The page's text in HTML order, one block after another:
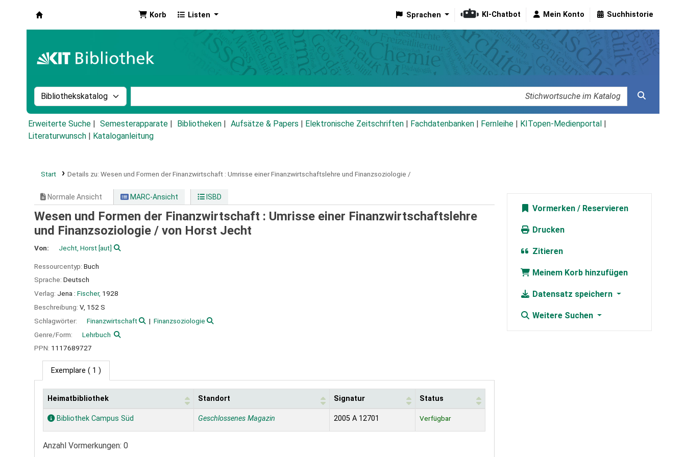
Korb Listen Sprachen KI-Chatbot Mein Konto Suchhistorie
Suche im Katalog nach:
Erweiterte Suche Semesterapparate Bibliotheken Aufsätze & Papers Elektronische Zeitschriften Fachdatenbanken Fernleihe KITopen-Medienportal
Literaturwunsch
Kataloganleitung
Start Details zu: Wesen und Formen der Finanzwirtschaft : Umrisse einer Finanzwirtschaftslehre und Finanzsoziologie /
Normale Ansicht MARC-Ansicht ISBD
Wesen und Formen der Finanzwirtschaft : Umrisse einer Finanzwirtschaftslehre
und Finanzsoziologie / von Horst Jecht
Von: Jecht, Horst[aut]
Ressourcentyp: Buch
Sprache: Deutsch
Verlag: Jena : Fischer, 1928
Beschreibung: V, 152 S
Schlagwörter:
Finanzwirtschaft
Finanzsoziologie
Genre/Form:
Lehrbuch
PPN: 1117689727
Exemplare ( 1 )
Exemplare
Heimatbibliothek Standort Signatur Status
Bibliothek Campus Süd Geschlossenes Magazin 2005 A 12701 Verfügbar
Anzahl Vormerkungen: 0
Vormerken
Drucken
Zitieren
Meinem Korb hinzufügen
Datensatz speichern
Weitere Suchen